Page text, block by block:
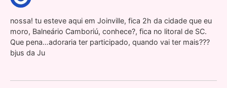
nossa! tu esteve aqui em Joinville, fica 2h da cidade que eu
moro, Balneário Camboriú, conhece?, fica no litoral de SC.
Que pena…adoraria ter participado, quando vai ter mais???
bjus da Ju